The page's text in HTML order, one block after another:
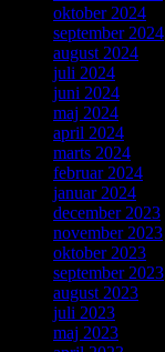
oktober 2024
september 2024
august 2024
juli 2024
juni 2024
maj 2024
april 2024
marts 2024
februar 2024
januar 2024
december 2023
november 2023
oktober 2023
september 2023
august 2023
juli 2023
maj 2023